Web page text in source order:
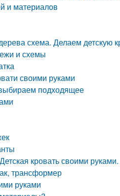
и материалов
схема. Делаем
и схемы
своими руками
подходящее
кровать своими
трансформер
руками